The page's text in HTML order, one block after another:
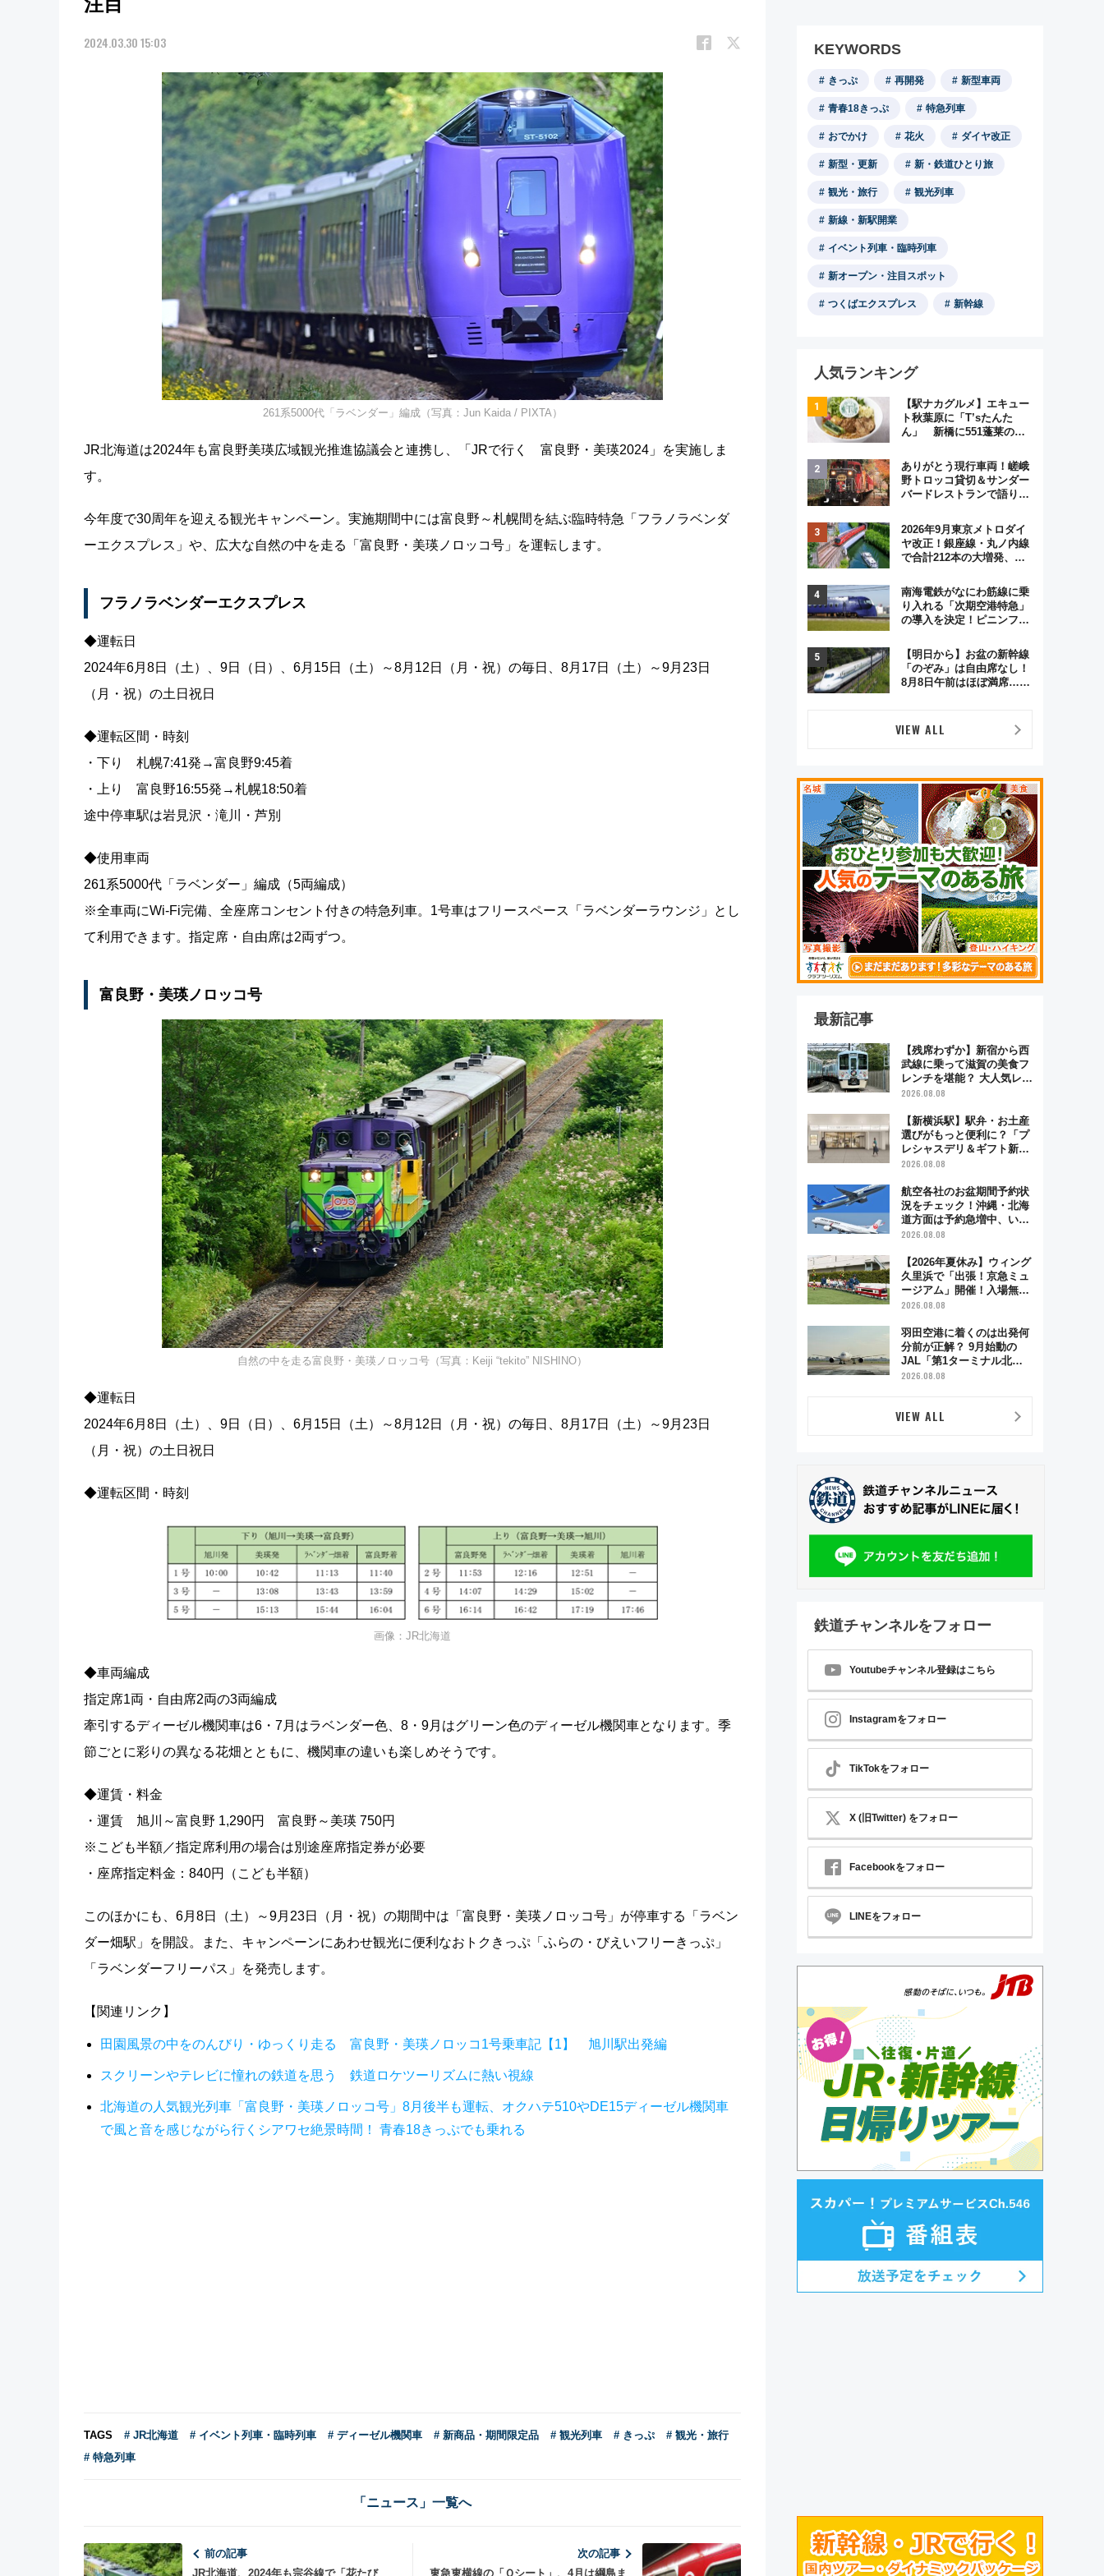
2024.03.30 15:03
261系5000代「ラベンダー」編成（写真：Jun Kaida / PIXTA）
JR北海道は2024年も富良野美瑛広域観光推進協議会と連携し、「JRで行く 富良野・美瑛2024」を実施しま
す。
今年度で30周年を迎える観光キャンペーン。実施期間中には富良野～札幌間を結ぶ臨時特急「フラノラベンダ
ーエクスプレス」や、広大な自然の中を走る「富良野・美瑛ノロッコ号」を運転します。
フラノラベンダーエクスプレス
◆運転日
2024年6月8日（土）、9日（日）、6月15日（土）～8月12日（月・祝）の毎日、8月17日（土）～9月23日
（月・祝）の土日祝日
◆運転区間・時刻
・下り 札幌7:41発→富良野9:45着
・上り 富良野16:55発→札幌18:50着
途中停車駅は岩見沢・滝川・芦別
◆使用車両
261系5000代「ラベンダー」編成（5両編成）
※全車両にWi-Fi完備、全座席コンセント付きの特急列車。1号車はフリースペース「ラベンダーラウンジ」とし
て利用できます。指定席・自由席は2両ずつ。
富良野・美瑛ノロッコ号
自然の中を走る富良野・美瑛ノロッコ号（写真：Keiji “tekito” NISHINO）
◆運転日
2024年6月8日（土）、9日（日）、6月15日（土）～8月12日（月・祝）の毎日、8月17日（土）～9月23日
（月・祝）の土日祝日
◆運転区間・時刻
画像：JR北海道
◆車両編成
指定席1両・自由席2両の3両編成
牽引するディーゼル機関車は6・7月はラベンダー色、8・9月はグリーン色のディーゼル機関車となります。季
節ごとに彩りの異なる花畑とともに、機関車の違いも楽しめそうです。
◆運賃・料金
・運賃 旭川～富良野 1,290円 富良野～美瑛 750円
※こども半額／指定席利用の場合は別途座席指定券が必要
・座席指定料金：840円（こども半額）
このほかにも、6月8日（土）～9月23日（月・祝）の期間中は「富良野・美瑛ノロッコ号」が停車する「ラベン
ダー畑駅」を開設。また、キャンペーンにあわせ観光に便利なおトクきっぷ「ふらの・びえいフリーきっぷ」
「ラベンダーフリーパス」を発売します。
【関連リンク】
田園風景の中をのんびり・ゆっくり走る 富良野・美瑛ノロッコ1号乗車記【1】 旭川駅出発編
スクリーンやテレビに憧れの鉄道を思う 鉄道ロケツーリズムに熱い視線
北海道の人気観光列車「富良野・美瑛ノロッコ号」8月後半も運転、オクハテ510やDE15ディーゼル機関車
で風と音を感じながら行くシアワセ絶景時間！ 青春18きっぷでも乗れる
TAGS # JR北海道 # イベント列車・臨時列車 # ディーゼル機関車 # 新商品・期間限定品 # 観光列車 # きっぷ
# 観光・旅行
# 特急列車
「ニュース」一覧へ
前の記事
JR北海道、2024年も宗谷線で「花たび
次の記事
東急東横線の「Ｑシート」、4月は綱島ま
KEYWORDS
きっぷ 再開発 新型車両
青春18きっぷ 特急列車
おでかけ 花火 ダイヤ改正
新型・更新 新・鉄道ひとり旅
観光・旅行 観光列車
新線・新駅開業
イベント列車・臨時列車
新オープン・注目スポット
つくばエクスプレス 新幹線
人気ランキング
【駅ナカグルメ】エキュー
ト秋葉原に「T’sたんた
ん」 新橋に551蓬莱の
オムライス専門店「肉とた
まご」新グルメ続々登場！
【2026年8月】
ありがとう現行車両！嵯峨
野トロッコ貸切＆サンダー
バードレストランで語り合
原トシヒロと行く！9月13
日「京都の鉄道満喫ツア
ー」開催
2026年9月東京メトロダイ
ヤ改正！銀座線・丸ノ内線
で合計212本の大増発、混
南海電鉄がなにわ筋線に乗
り入れる「次期空港特急」
の導入を決定！ピニンファ
デザイン
【明日から】お盆の新幹線
「のぞみ」は自由席なし！
8月8日午前はほぼ満席…で
「空席」探しのコツ
VIEW ALL
最新記事
【残席わずか】新宿から西
武線に乗って滋賀の美食フ
レンチを堪能？ 大人気レス
トラン列車「52席の至福」
の特別コラボ
2026.08.08
【新横浜駅】駅弁・お土産
選びがもっと便利に？「プ
レシャスデリ＆ギフト新横
浜」がオープン 場所や営
2026.08.08
航空各社のお盆期間予約状
況をチェック！沖縄・北海
道方面は予約急増中、いま
から狙うべき日は？
2026.08.08
【2026年夏休み】ウィング
久里浜で「出張！京急ミュ
ージアム」開催！入場無料
でスタンプラリーや子ども
2026.08.08
羽田空港に着くのは出発何
分前が正解？ 9月始動の
JAL「第1ターミナル北側
サテライト」は徒歩1キロ
2026.08.08
VIEW ALL
鉄道チャンネルをフォロー
Youtubeチャンネル登録はこちら
Instagramをフォロー
TikTokをフォロー
X (旧Twitter) をフォロー
Facebookをフォロー
LINEをフォロー